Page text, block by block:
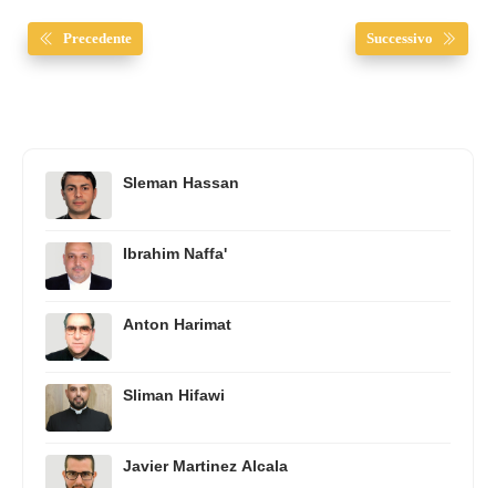
Precedente Successivo
Sleman Hassan
Ibrahim Naffa'
Anton Harimat
Sliman Hifawi
Javier Martinez Alcala